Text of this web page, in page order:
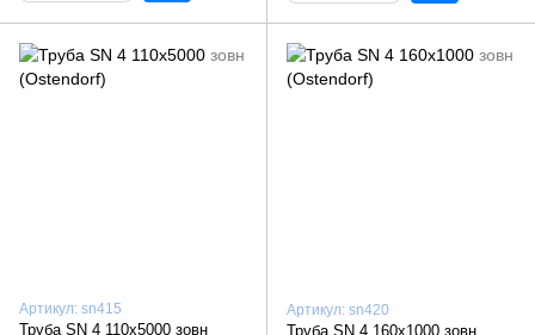
Артикул: sn415
Труба SN 4 110x5000 зовн
Артикул: sn420
Труба SN 4 160x1000 зовн